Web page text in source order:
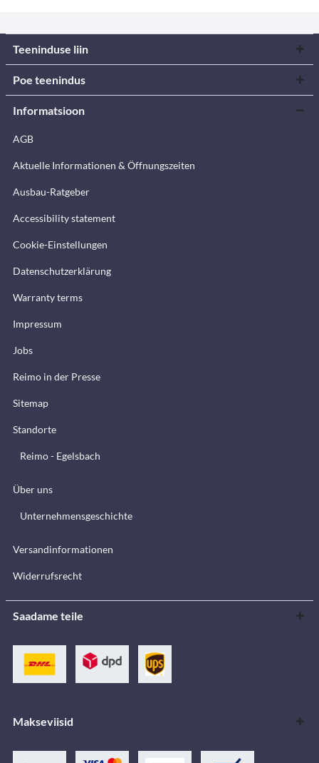
Teeninduse liin
Poe teenindus
Informatsioon
AGB
Aktuelle Informationen & Öffnungszeiten
Ausbau-Ratgeber
Accessibility statement
Cookie-Einstellungen
Datenschutzerklärung
Warranty terms
Impressum
Jobs
Reimo in der Presse
Sitemap
Standorte
Reimo - Egelsbach
Über uns
Unternehmensgeschichte
Versandinformationen
Widerrufsrecht
Saadame teile
Makseviisid